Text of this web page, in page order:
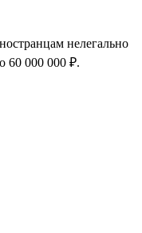
нелегально
60 000 000 ₽.